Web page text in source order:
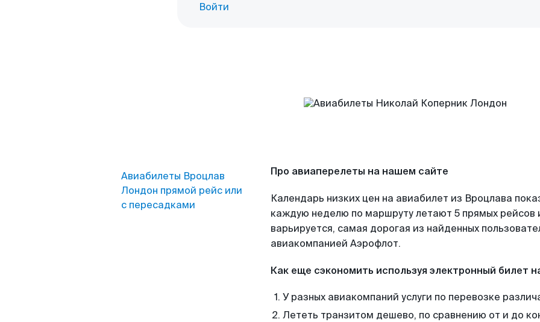
Войти
Авиабилеты Вроцлав
Лондон прямой рейс или
с пересадками
Про авиаперелеты на нашем сайте
Календарь низких цен на авиабилет из Вроцлава
каждую неделю по маршруту летают 5 прямых рейсов
варьируется, самая дорогая из найденных
авиакомпанией Аэрофлот.
Как еще сэкономить используя электронный билет
У разных авиакомпаний услуги по перевозке
Лететь транзитом дешево, по сравнению от и до